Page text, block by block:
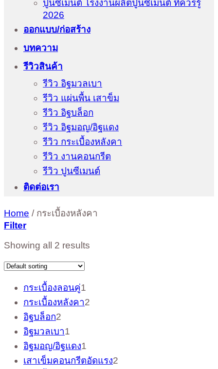
ปูนซีเมนต์ โรงงานผลิตปูนซีเมนต์ ที่ควรรู้
2026
ออกแบบ/ก่อสร้าง
บทความ
รีวิวสินค้า
รีวิว อิฐมวลเบา
รีวิว แผ่นพื้น เสาข็ม
รีวิว อิฐบล็อก
รีวิว อิฐมอญ/อิฐแดง
รีวิว กระเบื้องหลังคา
รีวิว งานคอนกรีต
รีวิว ปูนซีเมนต์
ติดต่อเรา
Home / กระเบื้องหลังคา
Filter
Showing all 2 results
กระเบื้องลอนคู่1
กระเบื้องหลังคา2
อิฐบล็อก2
อิฐมวลเบา1
อิฐมอญ/อิฐแดง1
เสาเข็มคอนกรีตอัดแรง2